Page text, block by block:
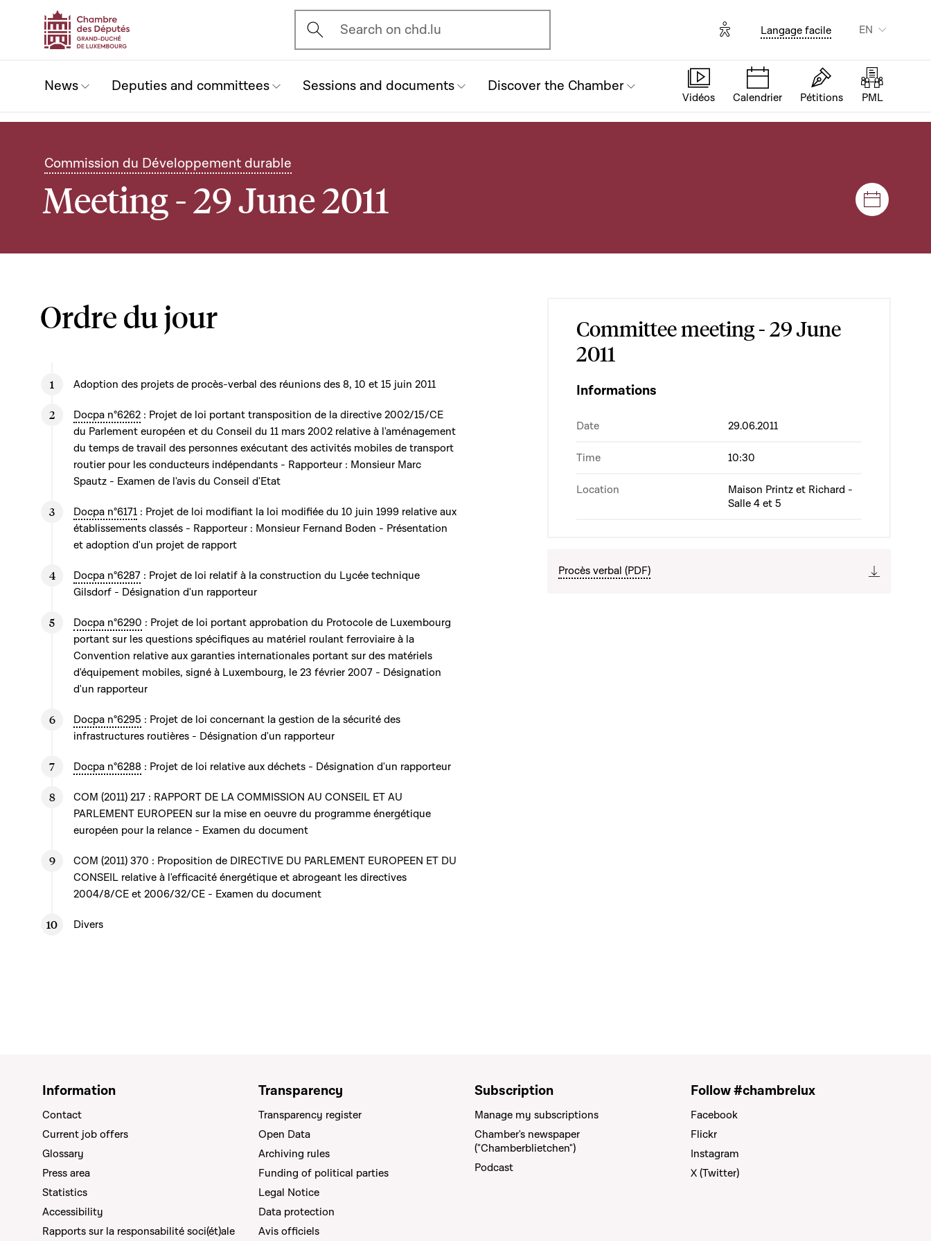
Ouvrir l'écran de recherche
Search on chd.lu Options d'accessibilité
Langage facile EN
News Deputies and committees Sessions and documents Discover the Chamber
Vidéos Calendrier Pétitions PML
Commission du Développement durable
Meeting - 29 June 2011 Sessions
Ordre du jour
Adoption des projets de procès-verbal des réunions des 8, 10 et 15 juin 2011
Docpa n°6262 : Projet de loi portant transposition de la directive 2002/15/CE
du Parlement européen et du Conseil du 11 mars 2002 relative à l'aménagement
du temps de travail des personnes exécutant des activités mobiles de transport
routier pour les conducteurs indépendants - Rapporteur : Monsieur Marc
Spautz - Examen de l'avis du Conseil d'Etat
Docpa n°6171 : Projet de loi modifiant la loi modifiée du 10 juin 1999 relative aux
établissements classés - Rapporteur : Monsieur Fernand Boden - Présentation
et adoption d'un projet de rapport
Docpa n°6287 : Projet de loi relatif à la construction du Lycée technique
Gilsdorf - Désignation d'un rapporteur
Docpa n°6290 : Projet de loi portant approbation du Protocole de Luxembourg
portant sur les questions spécifiques au matériel roulant ferroviaire à la
Convention relative aux garanties internationales portant sur des matériels
d'équipement mobiles, signé à Luxembourg, le 23 février 2007 - Désignation
d'un rapporteur
Docpa n°6295 : Projet de loi concernant la gestion de la sécurité des
infrastructures routières - Désignation d'un rapporteur
Docpa n°6288 : Projet de loi relative aux déchets - Désignation d'un rapporteur
COM (2011) 217 : RAPPORT DE LA COMMISSION AU CONSEIL ET AU
PARLEMENT EUROPEEN sur la mise en oeuvre du programme énergétique
européen pour la relance - Examen du document
COM (2011) 370 : Proposition de DIRECTIVE DU PARLEMENT EUROPEEN ET DU
CONSEIL relative à l'efficacité énergétique et abrogeant les directives
2004/8/CE et 2006/32/CE - Examen du document
Divers
Committee meeting - 29 June
2011
Informations
Date 29.06.2011
Time 10:30
Location
Maison Printz et Richard -
Salle 4 et 5
Procès verbal (PDF)
Information
Contact
Current job offers
Glossary
Press area
Statistics
Accessibility
Rapports sur la responsabilité soci(ét)ale
Transparency
Transparency register
Open Data
Archiving rules
Funding of political parties
Legal Notice
Data protection
Avis officiels
Subscription
Manage my subscriptions
Chamber's newspaper
("Chamberblietchen")
Podcast
Follow #chambrelux
Facebook
Flickr
Instagram
X (Twitter)